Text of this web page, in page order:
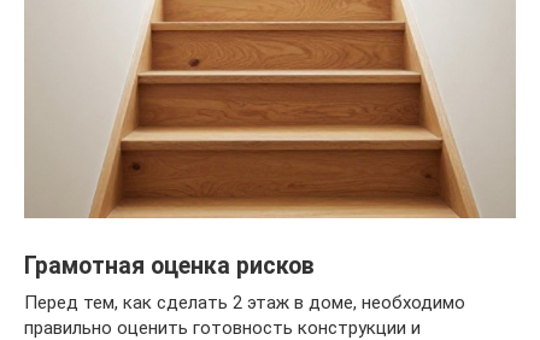
Грамотная оценка рисков
Перед тем, как сделать 2 этаж в доме, необходимо
правильно оценить готовность конструкции и